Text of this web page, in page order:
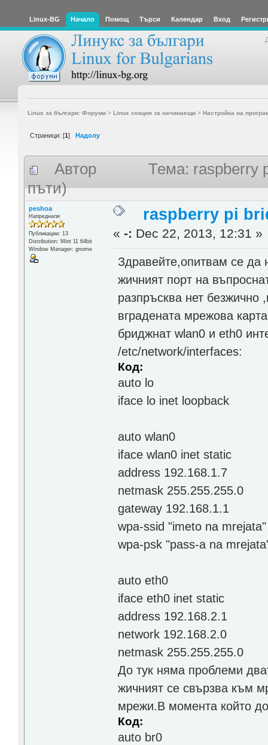
Linux-BG Начало Помощ Търси Календар Вход
Linux за българи: Форуми> Linux секция за начинаещи> Настройка на
Страници: [1] Надолу
Автор
Тема: raspberry
пъти)
peshoa
Напреднали
Публикации: 13
Distribution: Мint 11 64bit
Window Manager: gnome
raspberry pi
«-: Dec 22, 2013, 12:31 »
Здравейте,опитвам се да
жичният порт на
разпръсква нет безжично
вградената мрежова
бриджнат wlan0 и eth0
/etc/network/interfaces:
Код:
auto lo
iface lo inet loopback
auto wlan0
iface wlan0 inet static
address 192.168.1.7
netmask 255.255.255.0
gateway 192.168.1.1
wpa-ssid "imeto na mrejata"
wpa-psk "pass-a na
auto eth0
iface eth0 inet static
address 192.168.2.1
network 192.168.2.0
netmask 255.255.255.0
До тук няма проблеми
жичният се свързва към
мрежи.В момента който
Код:
auto br0